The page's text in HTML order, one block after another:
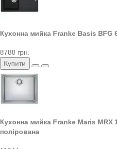
Кухонна мийка Franke Basis BFG
8788 грн.
Купити
Кухонна мийка Franke Maris MRX
полірована